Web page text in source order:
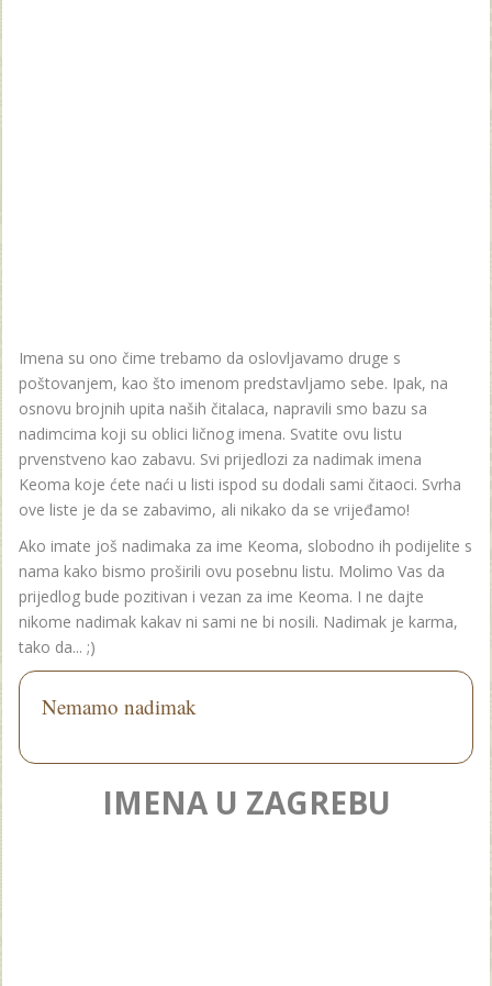
Imena su ono čime trebamo da oslovljavamo druge s
poštovanjem, kao što imenom predstavljamo sebe. Ipak, na
osnovu brojnih upita naših čitalaca, napravili smo bazu sa
nadimcima koji su oblici ličnog imena. Svatite ovu listu
prvenstveno kao zabavu. Svi prijedlozi za nadimak imena
Keoma koje ćete naći u listi ispod su dodali sami čitaoci. Svrha
ove liste je da se zabavimo, ali nikako da se vrijeđamo!
Ako imate još nadimaka za ime Keoma, slobodno ih podijelite s
nama kako bismo proširili ovu posebnu listu. Molimo Vas da
prijedlog bude pozitivan i vezan za ime Keoma. I ne dajte
nikome nadimak kakav ni sami ne bi nosili. Nadimak je karma,
tako da... ;)
Nemamo nadimak
IMENA U ZAGREBU